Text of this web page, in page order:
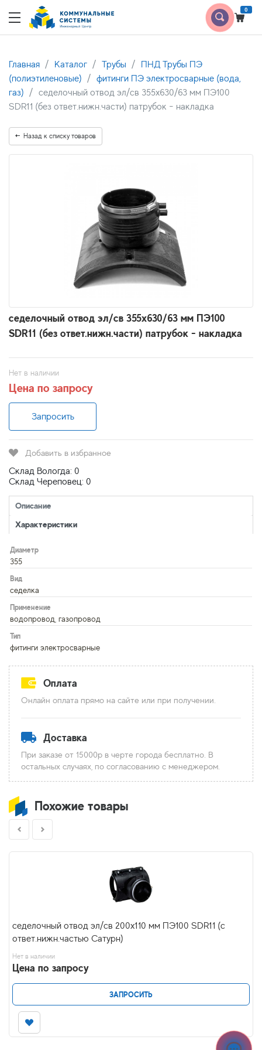
0
Главная Каталог Трубы
ПНД Трубы ПЭ
(полиэтиленовые)
фитинги ПЭ электросварные (вода,
газ)
седелочный отвод эл/св 355х630/63 мм ПЭ100
SDR11 (без ответ.нижн.части) патрубок - накладка
Назад к списку товаров
седелочный отвод эл/св 355х630/63 мм ПЭ100
SDR11 (без ответ.нижн.части) патрубок - накладка
Нет в наличии
Цена по запросу
Запросить
Добавить в избранное
Склад Вологда: 0
Склад Череповец: 0
Описание
Характеристики
Диаметр
355
Вид
седелка
Применение
водопровод, газопровод
Тип
фитинги электросварные
Оплата
Онлайн оплата прямо на сайте или при получении.
Доставка
При заказе от 15000р в черте города бесплатно. В
остальных случаях, по согласованию с менеджером.
Похожие товары
седелочный отвод эл/св 200х110 мм ПЭ100 SDR11 (с
ответ.нижн.частью Сатурн)
Нет в наличии
Цена по запросу
ЗАПРОСИТЬ